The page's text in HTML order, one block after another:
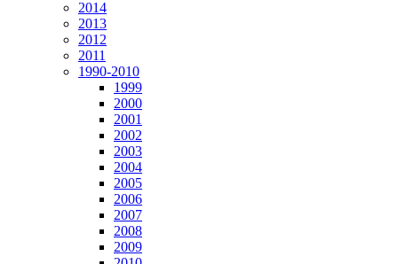
2014
2013
2012
2011
1990-2010
1999
2000
2001
2002
2003
2004
2005
2006
2007
2008
2009